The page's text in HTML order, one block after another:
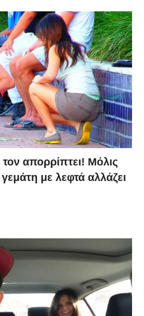
απορρίπτει! Μόλις
γεμάτη με λεφτά αλλάζει